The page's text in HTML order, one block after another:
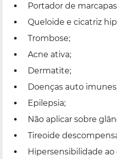
Portador de
Queloide e cicatriz
Trombose;
Acne ativa;
Dermatite;
Doenças auto
Epilepsia;
Não aplicar sobre
Tireoide
Hipersensibilidade ao